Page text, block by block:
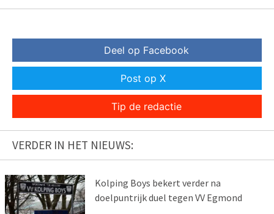
Deel op Facebook
Post op X
Tip de redactie
VERDER IN HET NIEUWS:
Kolping Boys bekert verder na
doelpuntrijk duel tegen VV Egmond